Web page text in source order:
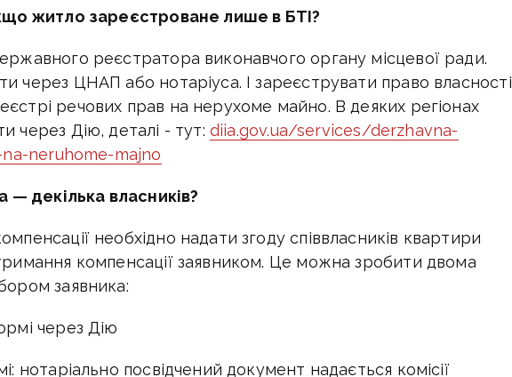
житло зареєстроване лише в БТІ?
реєстратора виконавчого органу місцевої ради.
через ЦНАП або нотаріуса. І зареєструвати право власності
речових прав на нерухоме майно. В деяких регіонах
через Дію, деталі - тут: diia.gov.ua/services/derzhavna-
neruhome-majno
— декілька власників?
необхідно надати згоду співвласників квартири
компенсації заявником. Це можна зробити двома
заявника:
через Дію
нотаріально посвідчений документ надається комісії